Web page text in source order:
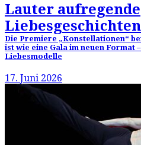
Lauter aufregende
Liebesgeschichten
Die Premiere „Konstellationen“
ist wie eine Gala im neuen Format
Liebesmodelle
17. Juni 2026